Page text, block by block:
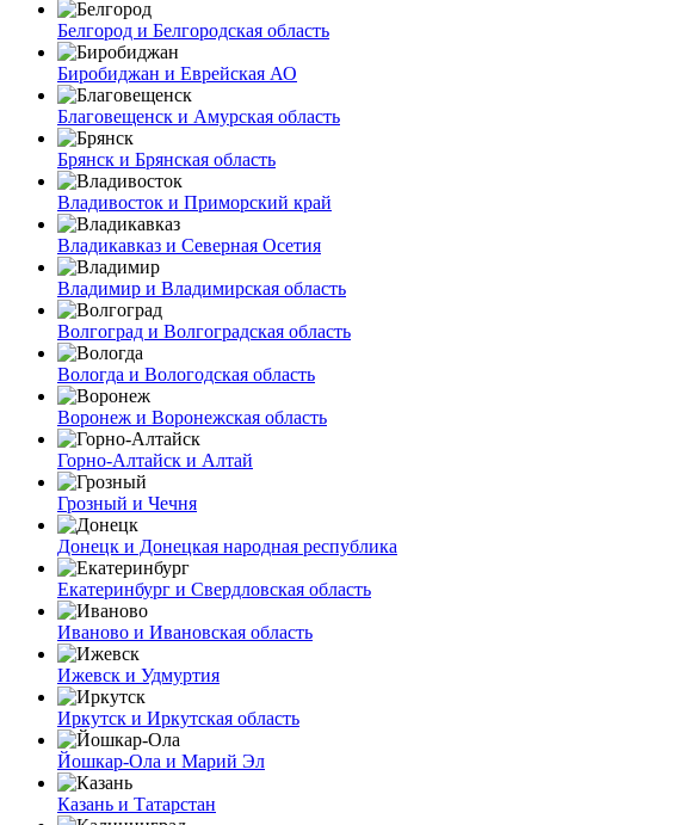
Белгород и Белгородская область
Биробиджан и Еврейская АО
Благовещенск и Амурская область
Брянск и Брянская область
Владивосток и Приморский край
Владикавказ и Северная Осетия
Владимир и Владимирская область
Волгоград и Волгоградская область
Вологда и Вологодская область
Воронеж и Воронежская область
Горно-Алтайск и Алтай
Грозный и Чечня
Донецк и Донецкая народная республика
Екатеринбург и Свердловская область
Иваново и Ивановская область
Ижевск и Удмуртия
Иркутск и Иркутская область
Йошкар-Ола и Марий Эл
Казань и Татарстан